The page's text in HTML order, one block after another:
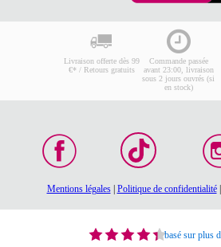
Livraison offerte dès 99
€* / Retours gratuits
Commande passée
avant 23:00, livraison
sous 2 jours ouvrés (si
en stock)
Mentions légales| Politique de confidentialité|
basé sur plus